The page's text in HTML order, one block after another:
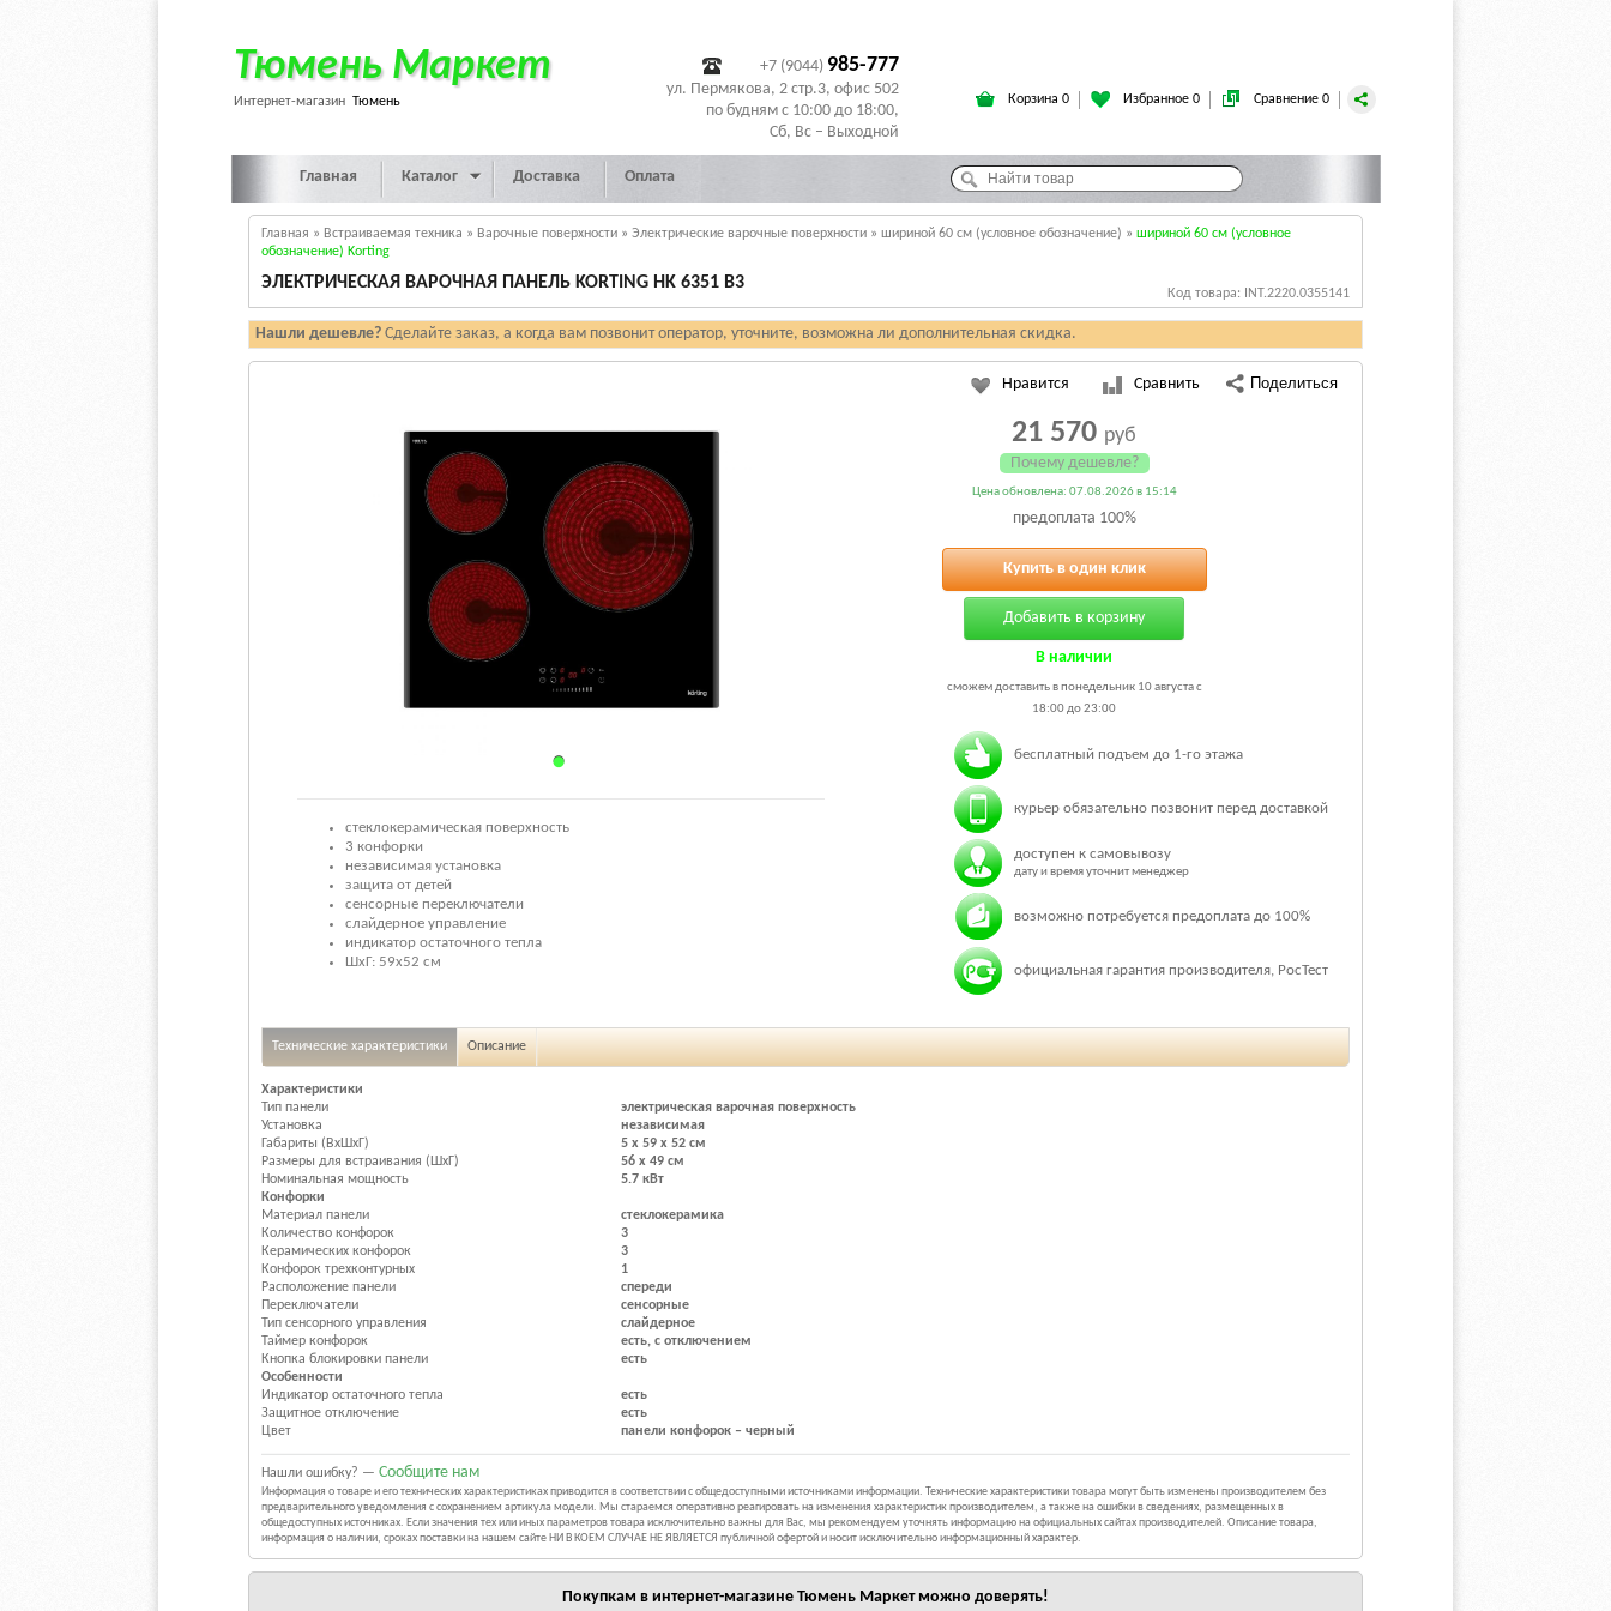
Тюмень Маркет
Интернет-магазин Тюмень
+7 (9044) 985-777
ул. Пермякова, 2 стр.3, офис 502
по будням с 10:00 до 18:00,
Сб, Вс – Выходной
Корзина 0 Избранное 0 Сравнение 0
Главная Каталог Доставка Оплата
Главная » Встраиваемая техника » Варочные поверхности » Электрические варочные поверхности » шириной 60 см (условное обозначение) » шириной 60 см (условное
обозначение) Korting
Код товара: INT.2220.0355141
ЭЛЕКТРИЧЕСКАЯ ВАРОЧНАЯ ПАНЕЛЬ KORTING HK 6351 B3
Нашли дешевле? Сделайте заказ, а когда вам позвонит оператор, уточните, возможна ли дополнительная скидка.
стеклокерамическая поверхность
3 конфорки
независимая установка
защита от детей
сенсорные переключатели
слайдерное управление
индикатор остаточного тепла
ШхГ: 59х52 см
Нравится Сравнить
21 570 руб
Почему дешевле?
Цена обновлена: 07.08.2026 в 15:14
предоплата 100%
Купить в один клик
Добавить в корзину
В наличии
сможем доставить в понедельник 10 августа с
18:00 до 23:00
бесплатный подъем до 1-го этажа
курьер обязательно позвонит перед доставкой
доступен к самовывозу
дату и время уточнит менеджер
возможно потребуется предоплата до 100%
официальная гарантия производителя, РосТест
Технические характеристики Описание
Характеристики
Тип панели
электрическая варочная поверхность
Установка
независимая
Габариты (ВхШхГ)
5 x 59 x 52 см
Размеры для встраивания (ШхГ)
56 x 49 см
Номинальная мощность
5.7 кВт
Конфорки
Материал панели
стеклокерамика
Количество конфорок
3
Керамических конфорок
3
Конфорок трехконтурных
1
Расположение панели
спереди
Переключатели
сенсорные
Тип сенсорного управления
слайдерное
Таймер конфорок
есть, с отключением
Кнопка блокировки панели
есть
Особенности
Индикатор остаточного тепла
есть
Защитное отключение
есть
Цвет
панели конфорок – черный
Нашли ошибку? — Сообщите нам
Информация о товаре и его технических характеристиках приводится в соответствии с общедоступными источниками информации. Технические характеристики товара могут быть изменены производителем без
предварительного уведомления с сохранением артикула модели. Мы стараемся оперативно реагировать на изменения характеристик производителем, а также на ошибки в сведениях, размещенных в
общедоступных источниках. Если значения тех или иных параметров товара исключительно важны для Вас, мы рекомендуем уточнять информацию на официальных сайтах производителей. Описание товара,
информация о наличии, сроках поставки на нашем сайте НИ В КОЕМ СЛУЧАЕ НЕ ЯВЛЯЕТСЯ публичной офертой и носит исключительно информационный характер.
Покупкам в интернет-магазине Тюмень Маркетможно доверять!